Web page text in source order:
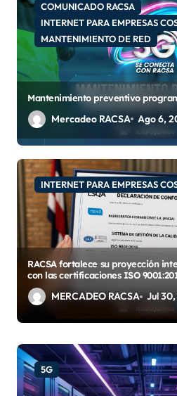
COMUNICADO RACSA
INTERNET PARA EMPRESAS
MANTENIMIENTO DE RED
Mantenimiento preventivo
Mercadeo RACSA Ago 6,
INTERNET PARA EMPRESAS
RACSA fortalece su proyección
con las certificaciones ISO
MERCADEO RACSA Jul
5G